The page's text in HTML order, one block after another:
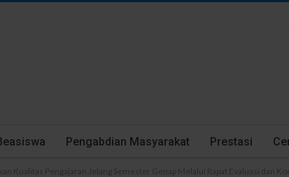
Pengabdian Masyarakat Prestasi
Kualitas Pengajaran Jelang Semester Genap Melalui Rapat Evaluasi dan